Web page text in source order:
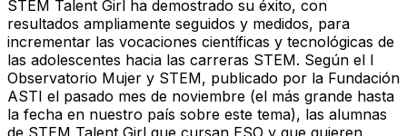
STEM Talent Girl ha demostrado su éxito, con
resultados ampliamente seguidos y medidos, para
incrementar las vocaciones científicas y tecnológicas de
las adolescentes hacia las carreras STEM. Según el I
Observatorio Mujer y STEM, publicado por la Fundación
ASTI el pasado mes de noviembre (el más grande hasta
la fecha en nuestro país sobre este tema), las alumnas